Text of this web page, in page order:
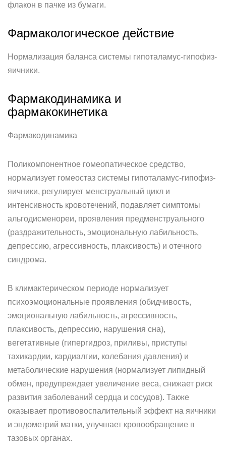
флакон в пачке из бумаги.
Фармакологическое действие
Нормализация баланса системы гипоталамус-гипофиз-
яичники.
Фармакодинамика и
фармакокинетика
Фармакодинамика
Поликомпонентное гомеопатическое средство,
нормализует гомеостаз системы гипоталамус-гипофиз-
яичники, регулирует менструальный цикл и
интенсивность кровотечений, подавляет симптомы
альгодисменореи, проявления предменструального
(раздражительность, эмоциональную лабильность,
депрессию, агрессивность, плаксивость) и отечного
синдрома.
В климактерическом периоде нормализует
психоэмоциональные проявления (обидчивость,
эмоциональную лабильность, агрессивность,
плаксивость, депрессию, нарушения сна),
вегетативные (гипергидроз, приливы, приступы
тахикардии, кардиалгии, колебания давления) и
метаболические нарушения (нормализует липидный
обмен, предупреждает увеличение веса, снижает риск
развития заболеваний сердца и сосудов). Также
оказывает противовоспалительный эффект на яичники
и эндометрий матки, улучшает кровообращение в
тазовых органах.